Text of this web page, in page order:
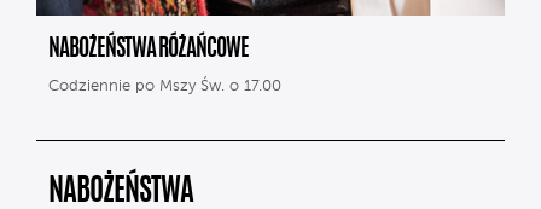
NABOŻEŃSTWA RÓŻAŃCOWE
Codziennie po Mszy Św. o 17.00
NABOŻEŃSTWA